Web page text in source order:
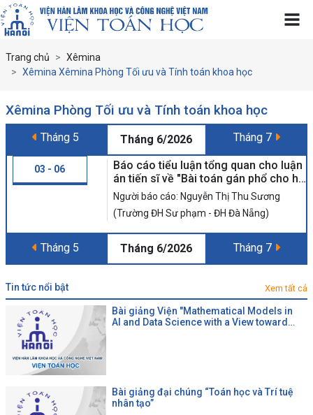
Trang chủ
Xêmina
Xêmina Xêmina Phòng Tối ưu và Tính toán khoa học
Xêmina Phòng Tối ưu và Tính toán khoa học
Tháng 5 Tháng 6/2026 Tháng 7
03 - 06
Báo cáo tiểu luận tổng quan cho luận
án tiến sĩ về "Bài toán gán phổ cho hệ
điều khiển tuyến tính phụ thuộc thời
gian"
Người báo cáo: Nguyễn Thị Thu Sương
(Trường ĐH Sư phạm - ĐH Đà Nẵng)
Tháng 5 Tháng 6/2026 Tháng 7
tin tức nổi bật Xem tất cả
Bài giảng Viện "Mathematical Models in
AI and Data Science with a View toward
Bài giảng đại chúng “Toán học và Trí tuệ
nhân tạo”